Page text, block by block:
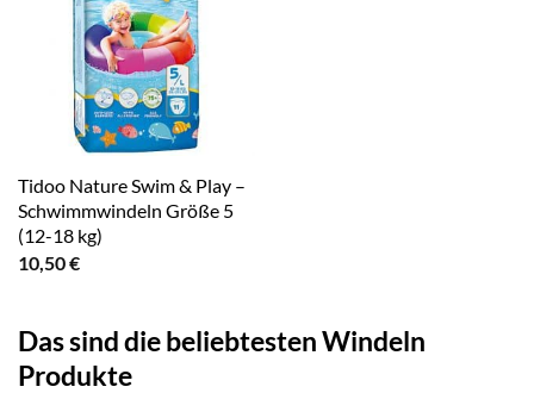
Tidoo Nature Swim & Play –
Schwimmwindeln Größe 5
(12-18 kg)
10,50€
Das sind die beliebtesten Windeln
Produkte